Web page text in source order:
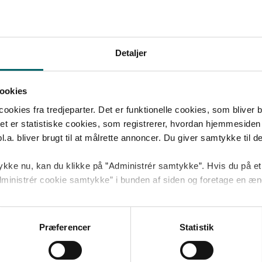
Detaljer
fra tredjeparter. Det er funktionelle cookies, som bliver
er statistiske cookies, som registrerer, hvordan
bliver brugt til at målrette annoncer. Du giver samtykke til
nu, kan du klikke på ”Administrér samtykke”. Hvis du på
cookie samtykke” i bunden af siden og foretage en
ogbehandling af personoplysninger.
Præferencer Statistik
som begunstiget på dine
og dine muligheder for at
PFA
anbefaler dig, at dine
skal justeres.